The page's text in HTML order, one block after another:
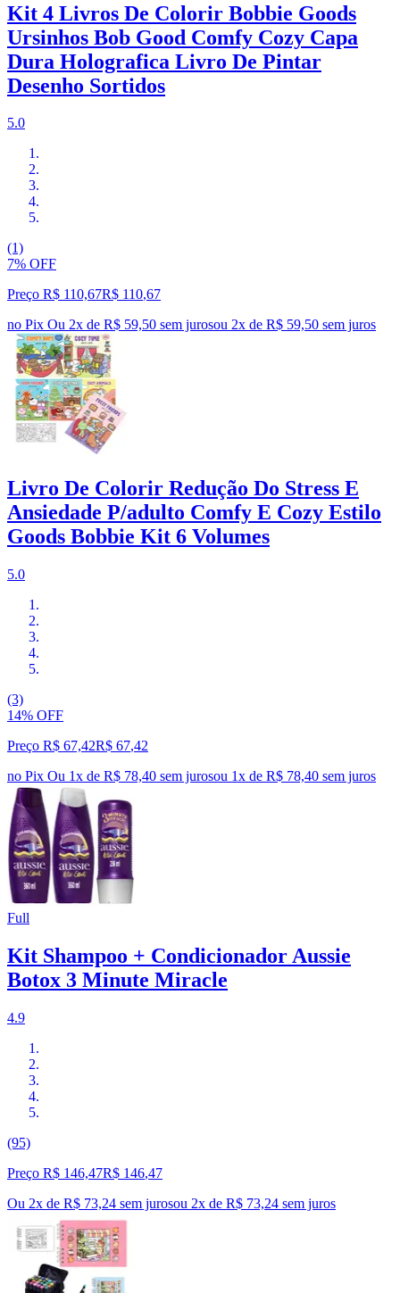
Kit 4 Livros De Colorir Bobbie Goods
Ursinhos Bob Good Comfy Cozy Capa
Dura Holografica Livro De Pintar
Desenho Sortidos
5.0
(1)
7% OFF
Preço R$ 110,67R$ 110,67
no Pix Ou 2x de R$ 59,50 sem jurosou 2x de R$ 59,50 sem juros
Livro De Colorir Redução Do Stress E
Ansiedade P/adulto Comfy E Cozy Estilo
Goods Bobbie Kit 6 Volumes
5.0
(3)
14% OFF
Preço R$ 67,42R$ 67,42
no Pix Ou 1x de R$ 78,40 sem jurosou 1x de R$ 78,40 sem juros
Full
Kit Shampoo + Condicionador Aussie
Botox 3 Minute Miracle
4.9
(95)
Preço R$ 146,47R$ 146,47
Ou 2x de R$ 73,24 sem jurosou 2x de R$ 73,24 sem juros